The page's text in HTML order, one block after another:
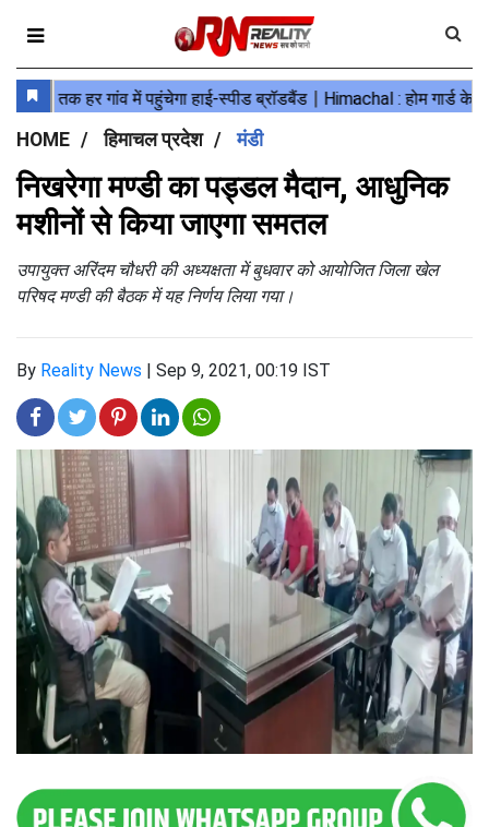
HOME हिमाचल प्रदेश मंडी
निखरेगा मण्डी का पड्डल मैदान, आधुनिक
मशीनों से किया जाएगा समतल
उपायुक्त अरिंदम चौधरी की अध्यक्षता में बुधवार को आयोजित जिला खेल
परिषद मण्डी की बैठक में यह निर्णय लिया गया।
By Reality News | Sep 9, 2021, 00:19 IST